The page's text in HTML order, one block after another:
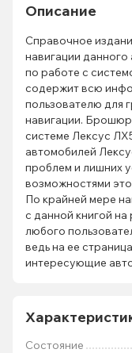
Описание
Справочное
навигации
по работе с
содержит всю
пользователю для
навигации.
системе Лексус
автомобилей
проблем и лишних
возможностями
По крайней мере
с данной книгой на
любого
ведь на ее
интересующие
Состояние